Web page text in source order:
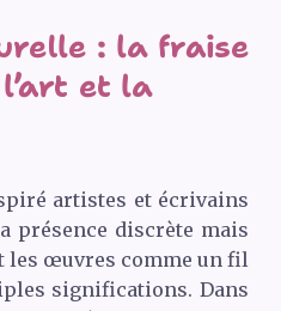
: la fraise
et la
artistes et écrivains
présence discrète mais
les œuvres comme un fil
significations. Dans